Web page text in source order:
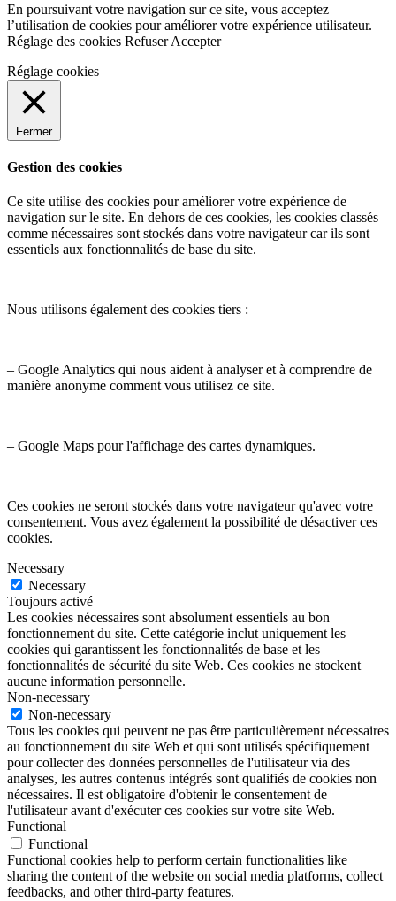
En poursuivant votre navigation sur ce site, vous acceptez
l’utilisation de cookies pour améliorer votre expérience utilisateur.
Réglage des cookies Refuser Accepter
Réglage cookies
Fermer
Gestion des cookies
Ce site utilise des cookies pour améliorer votre expérience de
navigation sur le site. En dehors de ces cookies, les cookies classés
comme nécessaires sont stockés dans votre navigateur car ils sont
essentiels aux fonctionnalités de base du site.
Nous utilisons également des cookies tiers :
– Google Analytics qui nous aident à analyser et à comprendre de
manière anonyme comment vous utilisez ce site.
– Google Maps pour l'affichage des cartes dynamiques.
Ces cookies ne seront stockés dans votre navigateur qu'avec votre
consentement. Vous avez également la possibilité de désactiver ces
cookies.
Necessary
Necessary
Toujours activé
Les cookies nécessaires sont absolument essentiels au bon
fonctionnement du site. Cette catégorie inclut uniquement les
cookies qui garantissent les fonctionnalités de base et les
fonctionnalités de sécurité du site Web. Ces cookies ne stockent
aucune information personnelle.
Non-necessary
Non-necessary
Tous les cookies qui peuvent ne pas être particulièrement nécessaires
au fonctionnement du site Web et qui sont utilisés spécifiquement
pour collecter des données personnelles de l'utilisateur via des
analyses, les autres contenus intégrés sont qualifiés de cookies non
nécessaires. Il est obligatoire d'obtenir le consentement de
l'utilisateur avant d'exécuter ces cookies sur votre site Web.
Functional
Functional
Functional cookies help to perform certain functionalities like
sharing the content of the website on social media platforms, collect
feedbacks, and other third-party features.